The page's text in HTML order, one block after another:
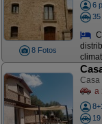
8 Fotos
6
35
Casa
a